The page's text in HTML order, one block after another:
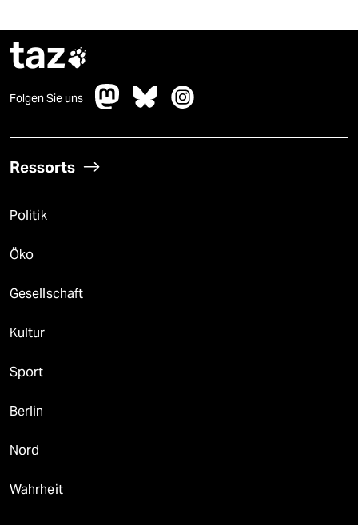
taz
Folgen Sie uns
Ressorts
Politik
Öko
Gesellschaft
Kultur
Sport
Berlin
Nord
Wahrheit